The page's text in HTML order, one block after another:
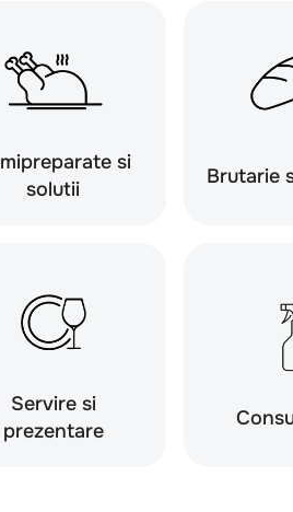
si
solutii
Brutarie
Servire si
prezentare